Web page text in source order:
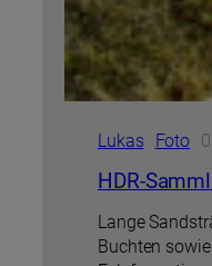
Lukas Foto
HDR-
Lange
Buchten